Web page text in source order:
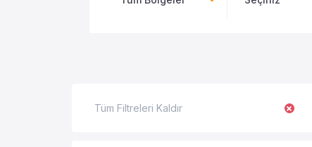
Tüm Filtreleri Kaldır